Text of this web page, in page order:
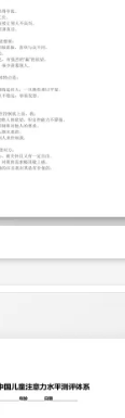
立即下载